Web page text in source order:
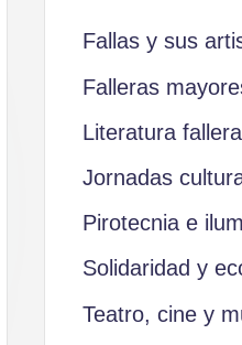
Fallas y sus
Falleras
Literatura fallera
Jornadas
Pirotecnia e
Solidaridad y
Teatro, cine y